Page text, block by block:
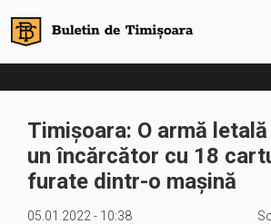
Timișoara: O armă
un încărcător cu 18
furate dintr-o mașină
05.01.2022 - 10:38